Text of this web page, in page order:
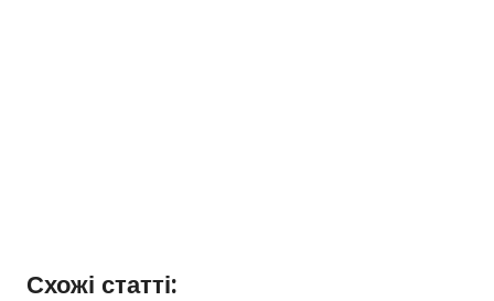
Схожі статті: